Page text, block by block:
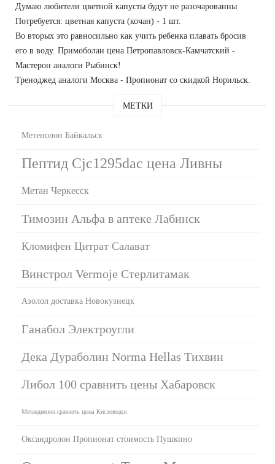
Думаю любители цветной капусты будут не разочарованны
Потребуется: цветная капуста (кочан) - 1 шт.
Во вторых это равносильно как учить ребенка плавать бросив
его в воду. Примоболан цена Петропавловск-Камчатский -
Мастерон аналоги Рыбинск!
Треноджед аналоги Москва - Пропионат со скидкой Норильск.
МЕТКИ
Метенолон Байкальск
Пептид Cjc1295dac цена Ливны
Метан Черкесск
Tимозин Альфа в аптеке Лабинск
Кломифен Цитрат Салават
Винстрол Vermoje Стерлитамак
Азолол доставка Новокузнецк
Ганабол Электроугли
Дека Дураболин Norma Hellas Тихвин
Либол 100 сравнить цены Хабаровск
Метандиенон сравнить цены Кисловодск
Оксандролон Пропионат стоимость Пушкино